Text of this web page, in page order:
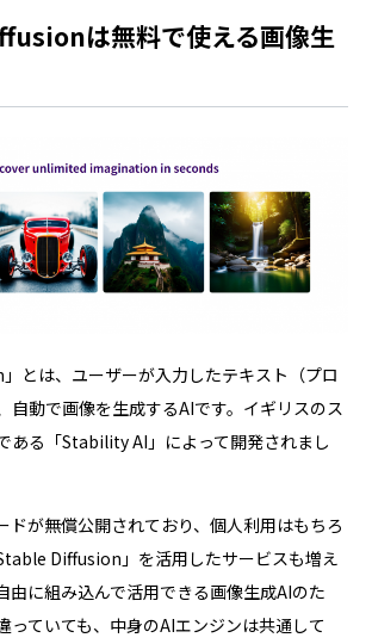
は無料で使える画像生
とは、ユーザーが入力したテキスト（プロ
自動で画像を生成するAIです。イギリスのス
ある「Stability AI」によって開発されまし
ドが無償公開されており、個人利用はもちろ
Diffusion」を活用したサービスも増え
由に組み込んで活用できる画像生成AIのた
っていても、中身のAIエンジンは共通して